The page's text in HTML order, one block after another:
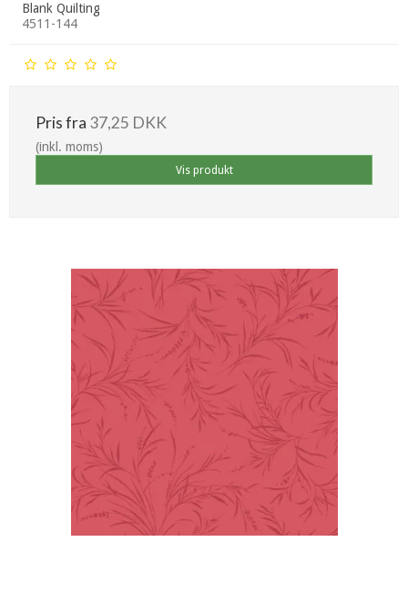
Blank Quilting
4511-144
Pris fra 37,25 DKK
(inkl. moms)
Vis produkt